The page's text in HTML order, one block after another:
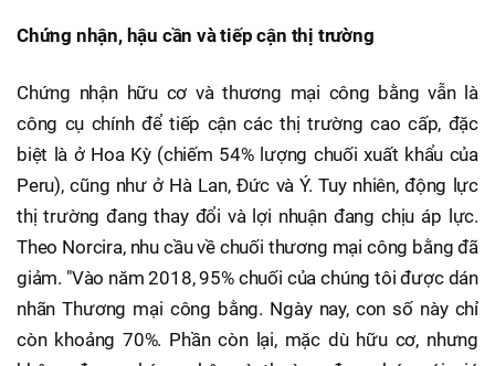
Chứng nhận, hậu cần và tiếp cận thị trường
Chứng nhận hữu cơ và thương mại công bằng vẫn là
công cụ chính để tiếp cận các thị trường cao cấp, đặc
biệt là ở Hoa Kỳ (chiếm 54% lượng chuối xuất khẩu của
Peru), cũng như ở Hà Lan, Đức và Ý. Tuy nhiên, động lực
thị trường đang thay đổi và lợi nhuận đang chịu áp lực.
Theo Norcira, nhu cầu về chuối thương mại công bằng đã
giảm. "Vào năm 2018, 95% chuối của chúng tôi được dán
nhãn Thương mại công bằng. Ngày nay, con số này chỉ
còn khoảng 70%. Phần còn lại, mặc dù hữu cơ, nhưng